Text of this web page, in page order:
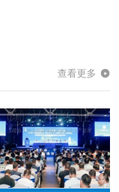
查看更多